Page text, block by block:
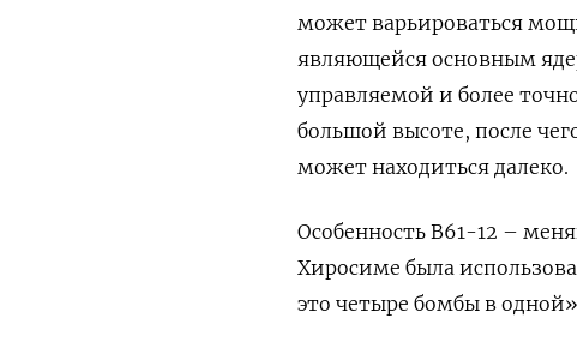
может варьироваться
являющейся основным
управляемой и более
большой высоте, после
может находиться далеко.
Особенность B61-12 –
Хиросиме была
это четыре бомбы в